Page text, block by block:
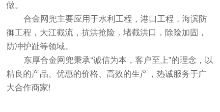
做。
合金网兜主要应用于水利工程，港口工程，海滨防
御工程，大江截流，抗洪抢险，堵截洪口，除险加固，
防冲护趾等领域。
东厚合金网兜秉承“诚信为本，客户至上”的理念，以
精良的产品、优惠的价格、高效的生产，热诚服务于广
大合作商家!